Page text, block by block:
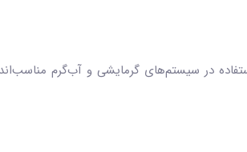
سانتی‌گراد) هستند و برای استفاده در سیستم‌های گرمایشی و